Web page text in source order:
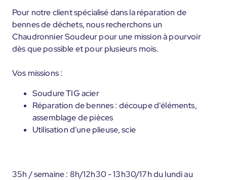
Pour notre client spécialisé dans la réparation de
bennes de déchets, nous recherchons un
Chaudronnier Soudeur pour une mission à pourvoir
dès que possible et pour plusieurs mois.
Vos missions :
Soudure TIG acier
Réparation de bennes : découpe d'éléments,
assemblage de pièces
Utilisation d'une plieuse, scie
35h / semaine : 8h/12h30 - 13h30/17h du lundi au